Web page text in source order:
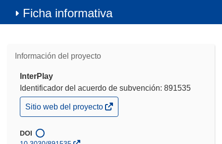
Ficha informativa
Información del proyecto
InterPlay
Identificador del acuerdo de subvención: 891535
(se
abrirá
una
nueva
Sitio web del proyecto
DOI